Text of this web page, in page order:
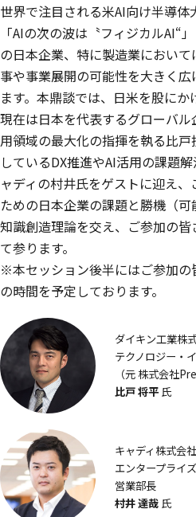
世界で注目される米AI向け半導体
「AIの次の波は〝フィジカルAI“
の日本企業、特に製造業におい
事や事業展開の可能性を大きく
ます。本鼎談では、日米を股にか
現在は日本を代表するグローバ
用領域の最大化の指揮を執る比
しているDX推進やAI活用の課題
ャディの村井氏をゲストに迎え、
ための日本企業の課題と勝機（
知識創造理論を交え、ご参加の
て参ります。
※本セッション後半にはご参加の
の時間を予定しております。
ダイキン工業株
テクノロジー・
（元 株式会社
比戸 将平 氏
キャディ株式会社
エンタープライ
営業部長
村井 達哉 氏